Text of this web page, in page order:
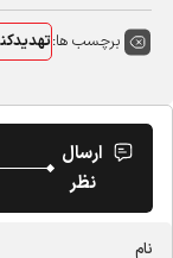
برچسب ها:
ارسال
نظر